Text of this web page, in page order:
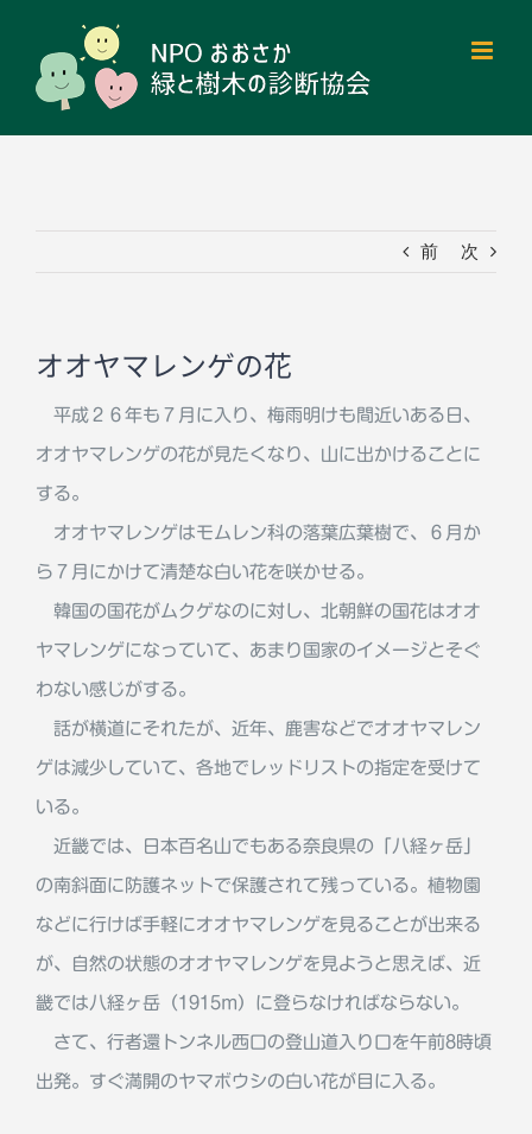
content
前 次
オオヤマレンゲの花
平成２６年も７月に入り、梅雨明けも間近いある日、
オオヤマレンゲの花が見たくなり、山に出かけることに
する。
オオヤマレンゲはモムレン科の落葉広葉樹で、６月か
ら７月にかけて清楚な白い花を咲かせる。
韓国の国花がムクゲなのに対し、北朝鮮の国花はオオ
ヤマレンゲになっていて、あまり国家のイメージとそぐ
わない感じがする。
話が横道にそれたが、近年、鹿害などでオオヤマレン
ゲは減少していて、各地でレッドリストの指定を受けて
いる。
近畿では、日本百名山でもある奈良県の「八経ヶ岳」
の南斜面に防護ネットで保護されて残っている。植物園
などに行けば手軽にオオヤマレンゲを見ることが出来る
が、自然の状態のオオヤマレンゲを見ようと思えば、近
畿では八経ヶ岳（1915m）に登らなければならない。
さて、行者還トンネル西口の登山道入り口を午前8時頃
出発。すぐ満開のヤマボウシの白い花が目に入る。